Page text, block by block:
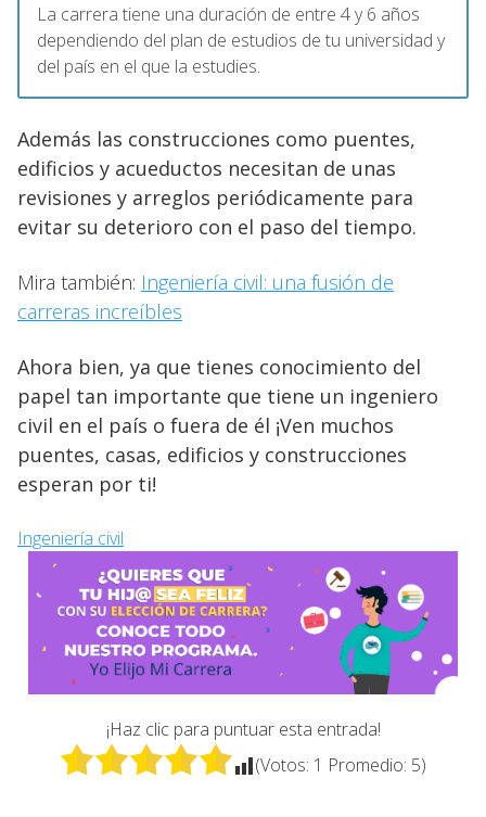
La carrera tiene una duración de entre 4 y 6 años
dependiendo del plan de estudios de tu universidad y
del país en el que la estudies.
Además las construcciones como puentes,
edificios y acueductos necesitan de unas
revisiones y arreglos periódicamente para
evitar su deterioro con el paso del tiempo.
Mira también: Ingeniería civil: una fusión de
carreras increíbles
Ahora bien, ya que tienes conocimiento del
papel tan importante que tiene un ingeniero
civil en el país o fuera de él ¡Ven muchos
puentes, casas, edificios y construcciones
esperan por ti!
Ingeniería civil
¡Haz clic para puntuar esta entrada!
(Votos: 1 Promedio: 5)